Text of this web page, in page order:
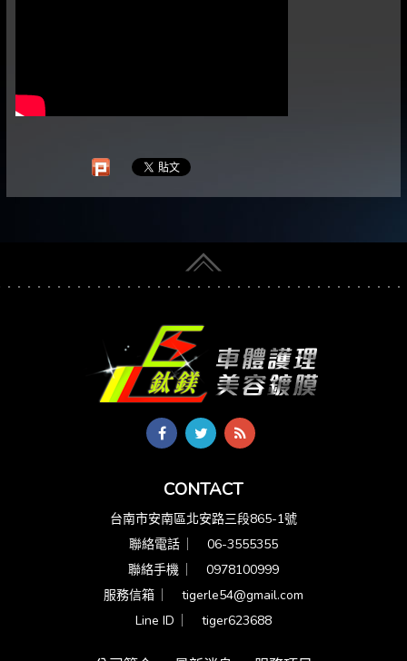
CONTACT
台南市安南區北安路三段865-1號
聯絡電話 ︳ 06-3555355
聯絡手機 ︳ 0978100999
服務信箱 ︳ tigerle54@gmail.com
Line ID ︳ tiger623688